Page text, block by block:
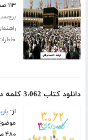
۱۱۳ صفحه
دانلود کتاب 3،062 کلمه دانایی 3
از:
۴۸۰ صفحه